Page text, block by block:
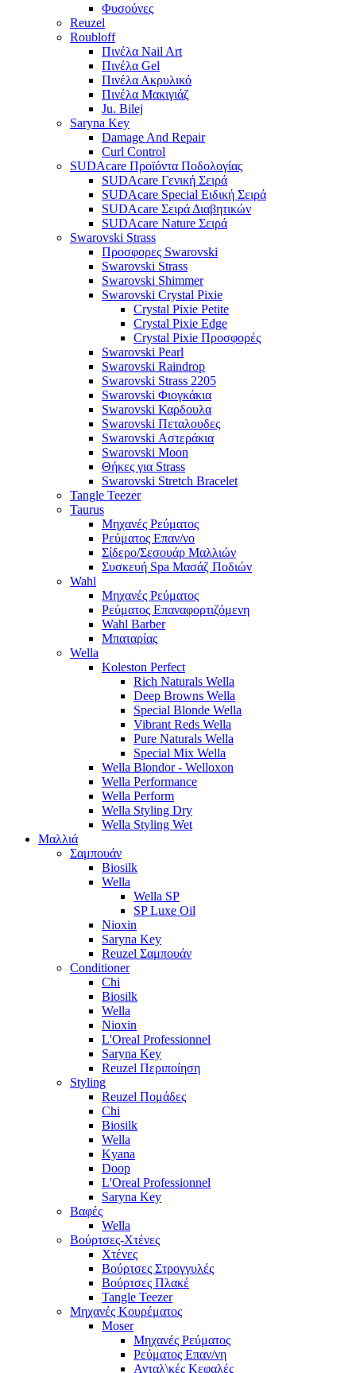
Φυσούνες
Reuzel
Roubloff
Πινέλα Nail Art
Πινέλα Gel
Πινέλα Ακρυλικό
Πινέλα Μακιγιάζ
Ju. Bilej
Saryna Key
Damage And Repair
Curl Control
SUDAcare Προϊόντα Ποδολογίας
SUDAcare Γενική Σειρά
SUDAcare Special Ειδική Σειρά
SUDAcare Σειρά Διαβητικών
SUDAcare Nature Σειρά
Swarovski Strass
Προσφορες Swarovski
Swarovski Strass
Swarovski Shimmer
Swarovski Crystal Pixie
Crystal Pixie Petite
Crystal Pixie Edge
Crystal Pixie Προσφορές
Swarovski Pearl
Swarovski Raindrop
Swarovski Strass 2205
Swarovski Φιογκάκια
Swarovski Καρδουλα
Swarovski Πεταλουδες
Swarovski Αστεράκια
Swarovski Moon
Θήκες για Strass
Swarovski Stretch Bracelet
Tangle Teezer
Taurus
Μηχανές Ρεύματος
Ρεύματος Επαν/νο
Σίδερο/Σεσουάρ Μαλλιών
Συσκευή Spa Μασάζ Ποδιών
Wahl
Μηχανές Ρεύματος
Ρεύματος Επαναφορτιζόμενη
Wahl Barber
Μπαταρίας
Wella
Koleston Perfect
Rich Naturals Wella
Deep Browns Wella
Special Blonde Wella
Vibrant Reds Wella
Pure Naturals Wella
Special Mix Wella
Wella Blondor - Welloxon
Wella Performance
Wella Perform
Wella Styling Dry
Wella Styling Wet
Μαλλιά
Σαμπουάν
Biosilk
Wella
Wella SP
SP Luxe Oil
Nioxin
Saryna Key
Reuzel Σαμπουάν
Conditioner
Chi
Biosilk
Wella
Nioxin
L'Oreal Professionnel
Saryna Key
Reuzel Περιποίηση
Styling
Reuzel Πομάδες
Chi
Biosilk
Wella
Kyana
Doop
L'Oreal Professionnel
Saryna Key
Βαφές
Wella
Βούρτσες-Χτένες
Χτένες
Βούρτσες Στρογγυλές
Βούρτσες Πλακέ
Tangle Teezer
Μηχανές Κουρέματος
Moser
Μηχανές Ρεύματος
Ρεύματος Επαν/νη
Ανταλ\κές Κεφαλές